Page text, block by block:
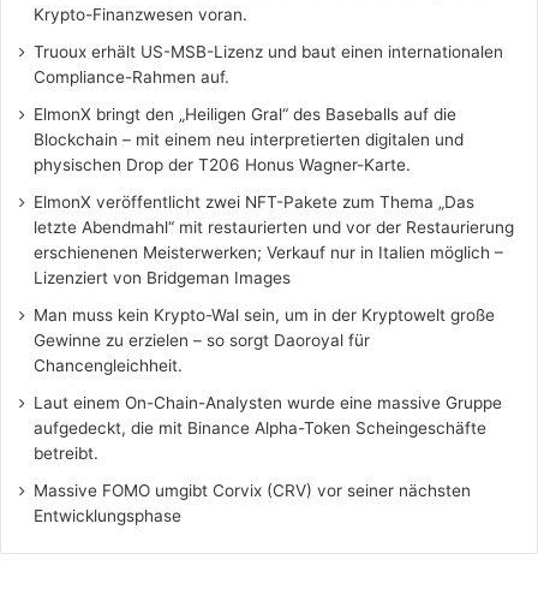
Krypto-Finanzwesen voran.
Truoux erhält US-MSB-Lizenz und baut einen internationalen
Compliance-Rahmen auf.
ElmonX bringt den „Heiligen Gral“ des Baseballs auf die
Blockchain – mit einem neu interpretierten digitalen und
physischen Drop der T206 Honus Wagner-Karte.
ElmonX veröffentlicht zwei NFT-Pakete zum Thema „Das
letzte Abendmahl“ mit restaurierten und vor der Restaurierung
erschienenen Meisterwerken; Verkauf nur in Italien möglich –
Lizenziert von Bridgeman Images
Man muss kein Krypto-Wal sein, um in der Kryptowelt große
Gewinne zu erzielen – so sorgt Daoroyal für
Chancengleichheit.
Laut einem On-Chain-Analysten wurde eine massive Gruppe
aufgedeckt, die mit Binance Alpha-Token Scheingeschäfte
betreibt.
Massive FOMO umgibt Corvix (CRV) vor seiner nächsten
Entwicklungsphase